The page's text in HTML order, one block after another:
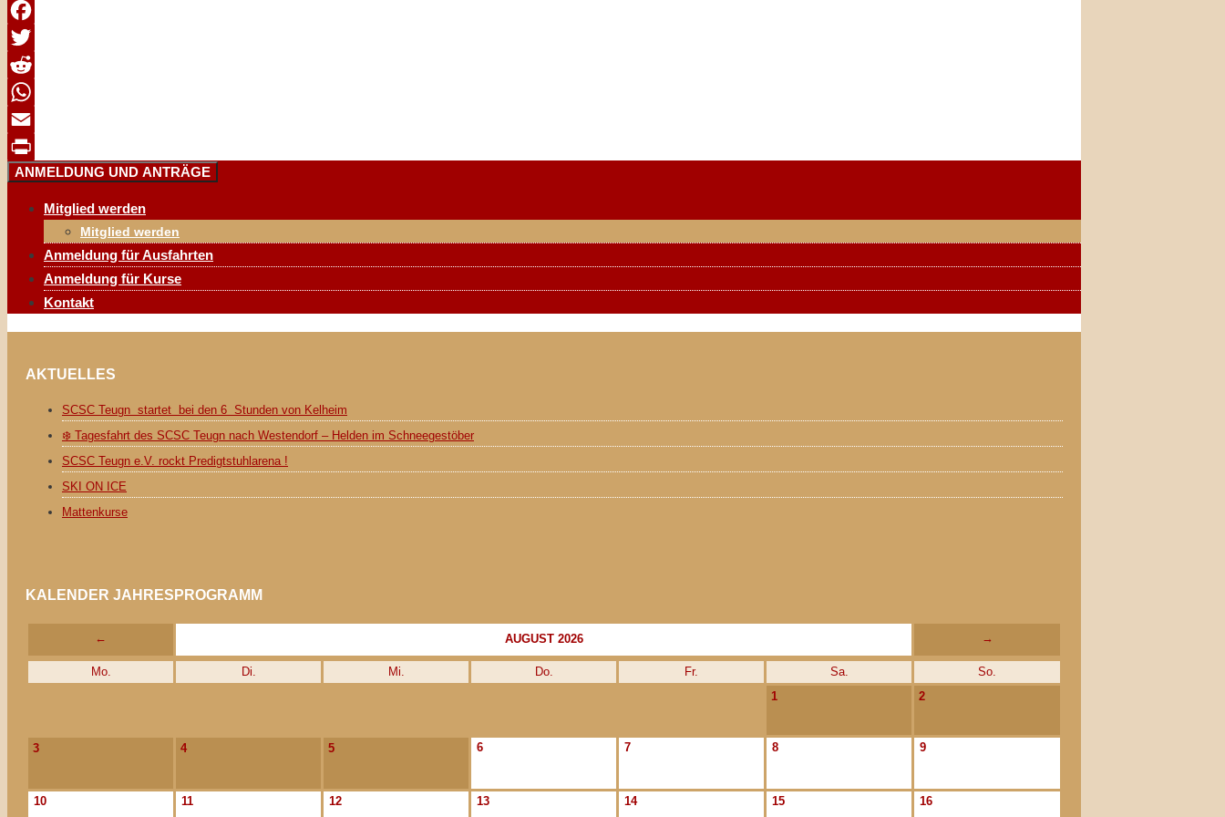
Facebook
Twitter
Reddit
WhatsApp
Email
Print
ANMELDUNG UND ANTRÄGE
Mitglied werden
Mitglied werden
Anmeldung für Ausfahrten
Anmeldung für Kurse
Kontakt
AKTUELLES
SCSC Teugn startet bei den 6 Stunden von Kelheim
❄️ Tagesfahrt des SCSC Teugn nach Westendorf – Helden im Schneegestöber
SCSC Teugn e.V. rockt Predigtstuhlarena !
SKI ON ICE
Mattenkurse
KALENDER JAHRESPROGRAMM
← AUGUST 2026 →
Mo. Di. Mi. Do. Fr. Sa.
So.
1
2
3 4 5 6 7 8 9
10 11 12 13 14 15 16